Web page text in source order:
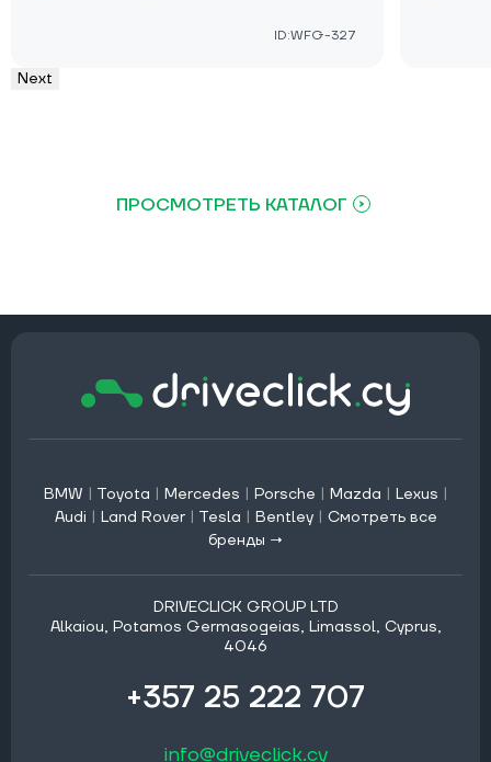
ID:WFG-327
Next
ПРОСМОТРЕТЬ КАТАЛОГ
BMW | Toyota | Mercedes | Porsche | Mazda | Lexus |
Audi | Land Rover | Tesla | Bentley | Смотреть все
бренды →
DRIVECLICK GROUP LTD
Alkaiou, Potamos Germasogeias, Limassol, Cyprus,
4046
+357 25 222 707
info@driveclick.cy